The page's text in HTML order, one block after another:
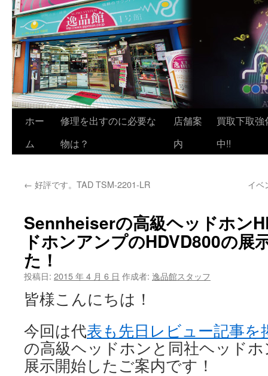
ホー
ム
修理を出すのに必要な
物は？
店舗案
内
買取下取強
中!!
← 好評です。TAD TSM-2201-LR イベ
Sennheiserの高級ヘッドホン
ドホンアンプのHDVD800の展
た！
投稿日: 2015 年 4 月 6 日 作成者: 逸品館スタッフ
皆様こんにちは！
今回は代表も先日レビュー記事を
の高級ヘッドホンと同社ヘッド
展示開始したご案内です！